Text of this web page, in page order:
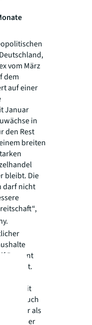
vom März
dem
auf einer
Januar
in
den Rest
breiten
bleibt. Die
darf nicht
Prozent
Prozent.
liegt seit
zeigt auch
mehr als
der